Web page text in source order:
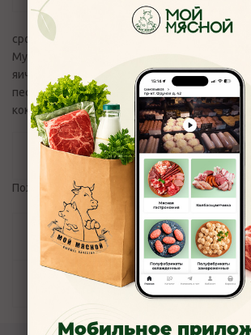
срок годности 14 суток
Мука пшеничная в/с, маргарин для слоеных
яичный порошок, соль, лимонная кислота,
песок, начинка «Сгущенка кондитерская
кокосовая стружка.
Отзывы
Пожалуйста,авторизуйтесь, чтобы
Задать вопрос
Мобильное